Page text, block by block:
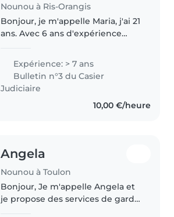
Nounou à Ris-Orangis
Bonjour, je m'appelle Maria, j'ai 21
ans. Avec 6 ans d'expérience
et actuellement en formation
d'auxiliaire de puériculture, je
propose des gardes d'enfants..
Expérience: > 7 ans
Bulletin n°3 du Casier
Judiciaire
10,00 €/heure
Angela
Nounou à Toulon
Bonjour, Je m'appelle Angela et
je propose des services de garde